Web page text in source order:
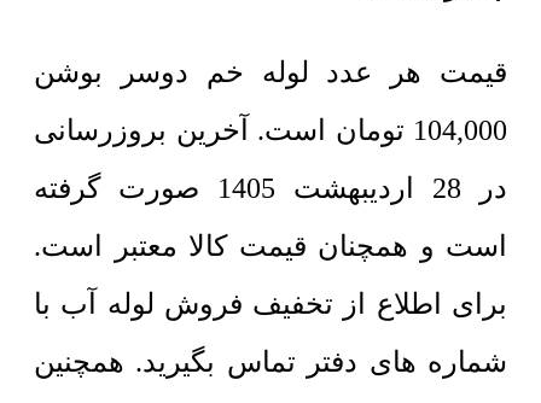
قیمت هر عدد لوله خم دوسر بوشن
104,000 تومان است. آخرین بروزرسانی
در 28 اردیبهشت 1405 صورت گرفته
است و همچنان قیمت کالا معتبر است.
برای اطلاع از تخفیف فروش لوله آب با
شماره های دفتر تماس بگیرید. همچنین